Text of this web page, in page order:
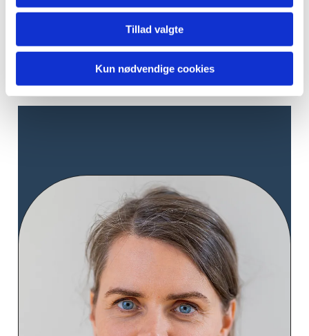
Tillad valgte
Kun nødvendige cookies
Kontakt præsten